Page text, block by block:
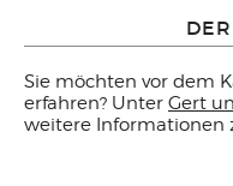
Sie möchten vor dem
erfahren? Unter Gert
weitere Informationen